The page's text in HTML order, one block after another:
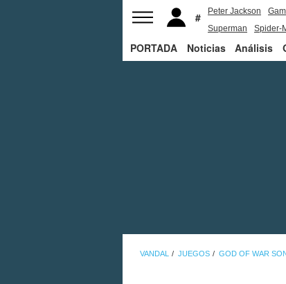
Peter Jackson
Superman
Spider-
PORTADA Noticias Análisis
VANDAL JUEGOS GOD OF WAR